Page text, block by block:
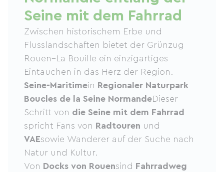
Seine mit dem Fahrrad
Zwischen historischem Erbe und
Flusslandschaften bietet der Grünzug
Rouen–La Bouille ein einzigartiges
Eintauchen in das Herz der Region.
Seine-Maritimein Regionaler Naturpark
Boucles de la Seine NormandeDieser
Schritt von die Seine mit dem Fahrrad
spricht Fans von Radtouren und
VAEsowie Wanderer auf der Suche nach
Natur und Kultur.
Von Docks von Rouensind Fahrradweg